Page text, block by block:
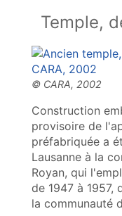
Temple,
Construction
provisoire de
préfabriquée a
Lausanne à la
Royan, qui
de 1947 à 1957,
la communauté